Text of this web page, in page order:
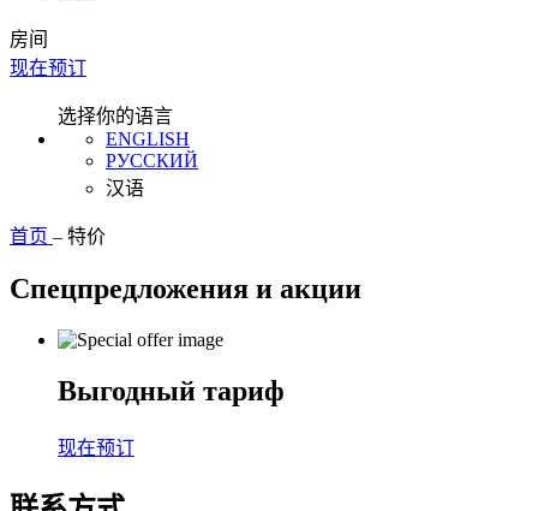
房间
现在预订
选择你的语言
ENGLISH
РУССКИЙ
汉语
首页 – 特价
Спецпредложения и акции
Выгодный тариф
现在预订